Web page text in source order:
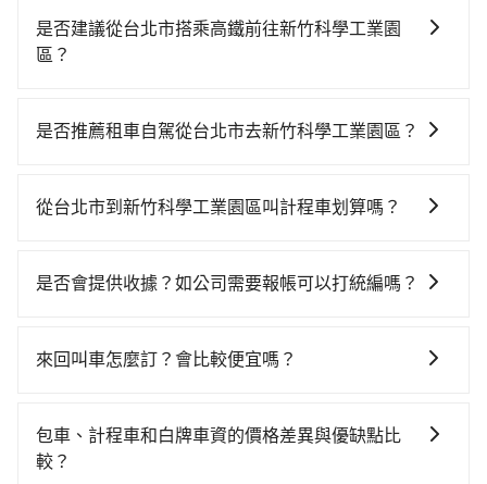
是否建議從台北市搭乘高鐵前往新竹科學工業園
區？
貴、費時、轉車麻煩！從最早06:26一直到23:00，台北-
鐵票、通過閘口、並在月台上等待列車的到來，大概又
站、等待車站前排班的計程車，搭上小黃後約花30分
同行，高鐵加轉乘之平均每人花費為390元。但如果全程
至少額外負擔60元車資，而且更會額外浪費30分鐘在轉
乘與等車上，現在還不馬上來預約tripool！如果你是三
是否推薦租車自駕從台北市去新竹科學工業園區？
時不需要閉目養神（因為要自己開車），在北北基桃竹
同）承租小轎車，每公里再額外加收$3.2，從台北市
費用預估進去，但額外的汽車保險與可能的罰單都需自
數超過四位，更是沒有較大的七人座或九人座可供選
擇，而且無人租車最令人詬病的就是車況，打開車門才
從台北市到新竹科學工業園區叫計程車划算嗎？
灣大車隊、Uber、Line Taxi、Yoxi等，如果在路邊攔不
算，價格約為1,990~2,400元間，但如改預約tripool可
擇。
是否會提供收據？如公司需要報帳可以打統編嗎？
旅行業代收轉付電子收據，如果公司需要報公帳，在預
帳，完全符合台灣的法律規範。
來回叫車怎麼訂？會比較便宜嗎？
趟車的資訊，所以如果需要來回叫車，請分兩筆訂單預
定。至於價格已經市場最優惠，並無特別針對來回車趟
包車、計程車和白牌車資的價格差異與優缺點比
較？